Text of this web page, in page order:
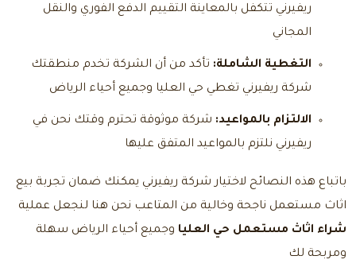
ريفيرني تتكفل بالمعاينة التقييم الدفع الفوري والنقل
المجاني
التغطية الشاملة: تأكد من أن الشركة تخدم منطقتك
شركة ريفيرني تغطي حي العليا وجميع أحياء الرياض
الالتزام بالمواعيد: شركة موثوقة تحترم وقتك نحن في
ريفيرني نلتزم بالمواعيد المتفق عليها
باتباع هذه النصائح لاختيار شركة ريفيرني يمكنك ضمان تجربة بيع
اثاث مستعمل ناجحة وخالية من المتاعب نحن هنا لنجعل عملية
شراء اثاث مستعمل حي العليا وجميع أحياء الرياض سهلة
ومربحة لك